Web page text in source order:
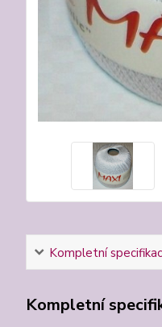
Kompletní
Kompletní